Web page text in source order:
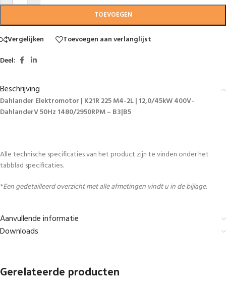
TOEVOEGEN
Vergelijken
Toevoegen aan verlanglijst
Deel:
Beschrijving
Dahlander Elektromotor | K21R 225 M4-2L | 12,0/45kW 400V-
DahlanderV 50Hz 1480/2950RPM – B3|B5
Alle technische specificaties van het product zijn te vinden onder het
tabblad specificaties.
*Een gedetailleerd overzicht met alle afmetingen vindt u in de bijlage.
Aanvullende informatie
Downloads
Gerelateerde producten